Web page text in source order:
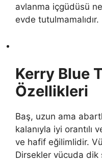
avlanma içgüdüsü
evde tutulmamalıdır.
Kerry Blue
Özellikleri
Baş, uzun ama
kalanıyla iyi orantılı
ve hafif eğilimlidir.
Dirsekler vücuda dik